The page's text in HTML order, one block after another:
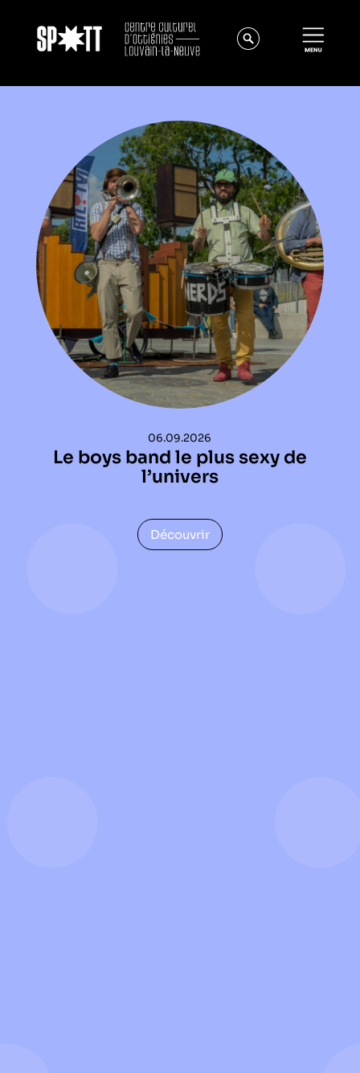
Actualités
À propos
Équipe
Instances
Offres d'emploi
Le périodique
Infos pratiques
Contact
06.09.2026
Le boys band le plus sexy de
l’univers
Découvrir